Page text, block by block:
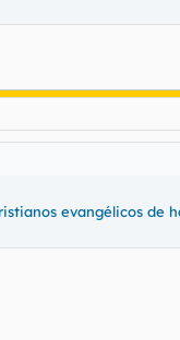
evangélicos de